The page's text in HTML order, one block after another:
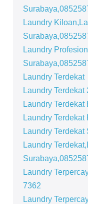
Laundry
Laundry
Laundry Terdekat
Laundry Terdekat
Laundry Terdekat
Laundry Terdekat
Laundry Terdekat
Laundry
Laundry
7362
Laundry